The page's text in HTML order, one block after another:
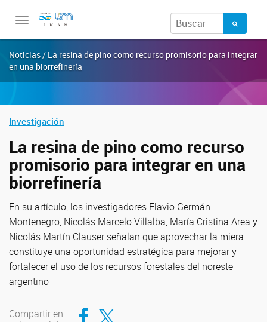
Toggle
Noticias / La resina de pino como recurso promisorio para integrar
en una biorrefinería
Investigación
La resina de pino como recurso
promisorio para integrar en una
biorrefinería
En su artículo, los investigadores Flavio Germán
Montenegro, Nicolás Marcelo Villalba, María Cristina Area y
Nicolás Martín Clauser señalan que aprovechar la miera
constituye una oportunidad estratégica para mejorar y
fortalecer el uso de los recursos forestales del noreste
argentino
Compartir en
Compartir en Facebook
Compartir en Twitter